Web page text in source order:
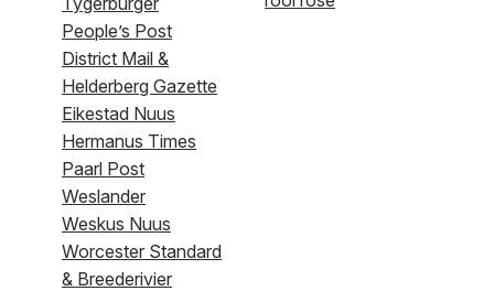
People’s Post
District Mail &
Helderberg Gazette
Eikestad Nuus
Hermanus Times
Paarl Post
Weslander
Weskus Nuus
Worcester Standard
& Breederivier